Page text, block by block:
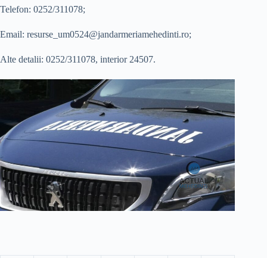
Telefon: 0252/311078;
Email: resurse_um0524@jandarmeriamehedinti.ro;
Alte detalii: 0252/311078, interior 24507.